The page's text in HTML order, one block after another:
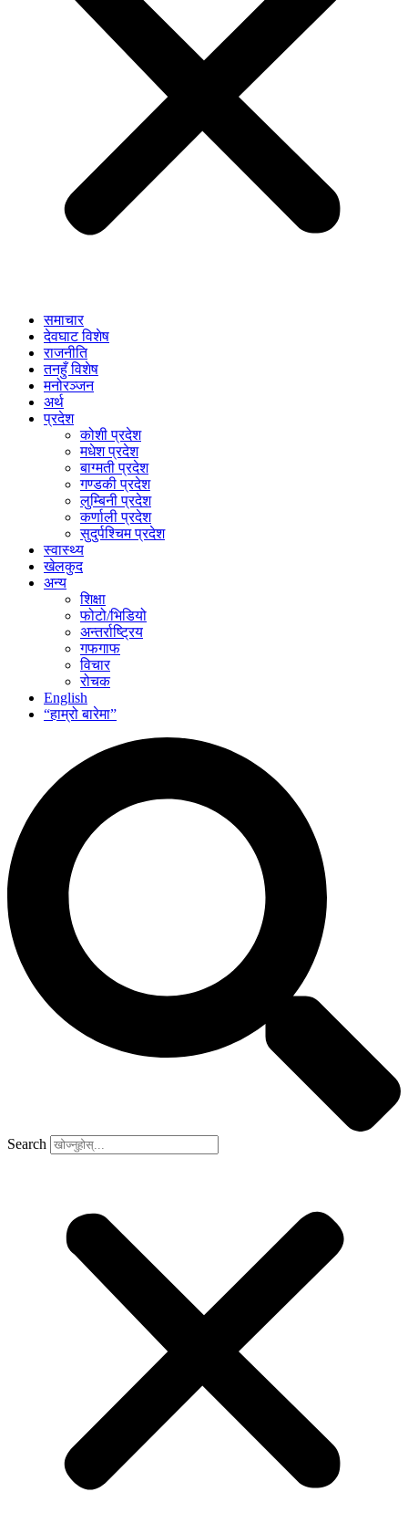
समाचार
देवघाट विशेष
राजनीति
तनहुँ विशेष
मनोरञ्जन
अर्थ
प्रदेश
कोशी प्रदेश
मधेश प्रदेश
बाग्मती प्रदेश
गण्डकी प्रदेश
लुम्बिनी प्रदेश
कर्णाली प्रदेश
सुदुर्पश्चिम प्रदेश
स्वास्थ्य
खेलकुद
अन्य
शिक्षा
फोटो/भिडियो
अन्तर्राष्ट्रिय
गफगाफ
विचार
रोचक
English
“हाम्रो बारेमा”
Search